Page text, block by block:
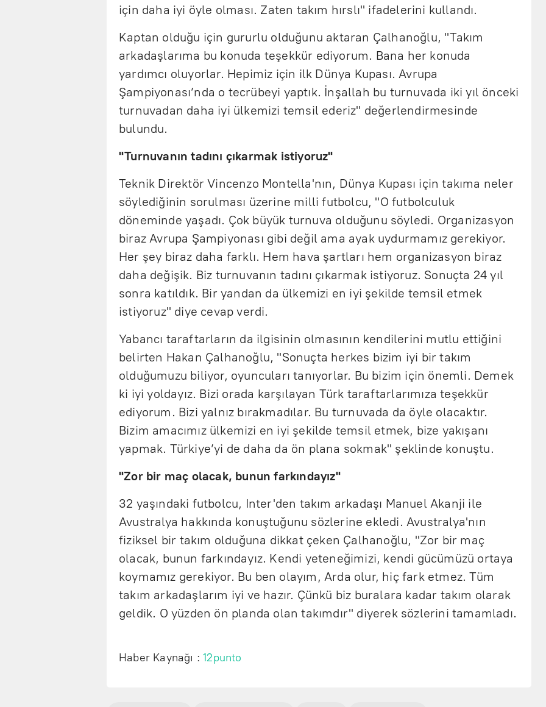
için daha iyi öyle olması. Zaten takım hırslı" ifadelerini kullandı.
Kaptan olduğu için gururlu olduğunu aktaran Çalhanoğlu, "Takım
arkadaşlarıma bu konuda teşekkür ediyorum. Bana her konuda
yardımcı oluyorlar. Hepimiz için ilk Dünya Kupası. Avrupa
Şampiyonası’nda o tecrübeyi yaptık. İnşallah bu turnuvada iki yıl önceki
turnuvadan daha iyi ülkemizi temsil ederiz" değerlendirmesinde
bulundu.
"Turnuvanın tadını çıkarmak istiyoruz"
Teknik Direktör Vincenzo Montella'nın, Dünya Kupası için takıma neler
söylediğinin sorulması üzerine milli futbolcu, "O futbolculuk
döneminde yaşadı. Çok büyük turnuva olduğunu söyledi. Organizasyon
biraz Avrupa Şampiyonası gibi değil ama ayak uydurmamız gerekiyor.
Her şey biraz daha farklı. Hem hava şartları hem organizasyon biraz
daha değişik. Biz turnuvanın tadını çıkarmak istiyoruz. Sonuçta 24 yıl
sonra katıldık. Bir yandan da ülkemizi en iyi şekilde temsil etmek
istiyoruz" diye cevap verdi.
Yabancı taraftarların da ilgisinin olmasının kendilerini mutlu ettiğini
belirten Hakan Çalhanoğlu, "Sonuçta herkes bizim iyi bir takım
olduğumuzu biliyor, oyuncuları tanıyorlar. Bu bizim için önemli. Demek
ki iyi yoldayız. Bizi orada karşılayan Türk taraftarlarımıza teşekkür
ediyorum. Bizi yalnız bırakmadılar. Bu turnuvada da öyle olacaktır.
Bizim amacımız ülkemizi en iyi şekilde temsil etmek, bize yakışanı
yapmak. Türkiye’yi de daha da ön plana sokmak" şeklinde konuştu.
"Zor bir maç olacak, bunun farkındayız"
32 yaşındaki futbolcu, Inter'den takım arkadaşı Manuel Akanji ile
Avustralya hakkında konuştuğunu sözlerine ekledi. Avustralya'nın
fiziksel bir takım olduğuna dikkat çeken Çalhanoğlu, "Zor bir maç
olacak, bunun farkındayız. Kendi yeteneğimizi, kendi gücümüzü ortaya
koymamız gerekiyor. Bu ben olayım, Arda olur, hiç fark etmez. Tüm
takım arkadaşlarım iyi ve hazır. Çünkü biz buralara kadar takım olarak
geldik. O yüzden ön planda olan takımdır" diyerek sözlerini tamamladı.
Haber Kaynağı :12punto